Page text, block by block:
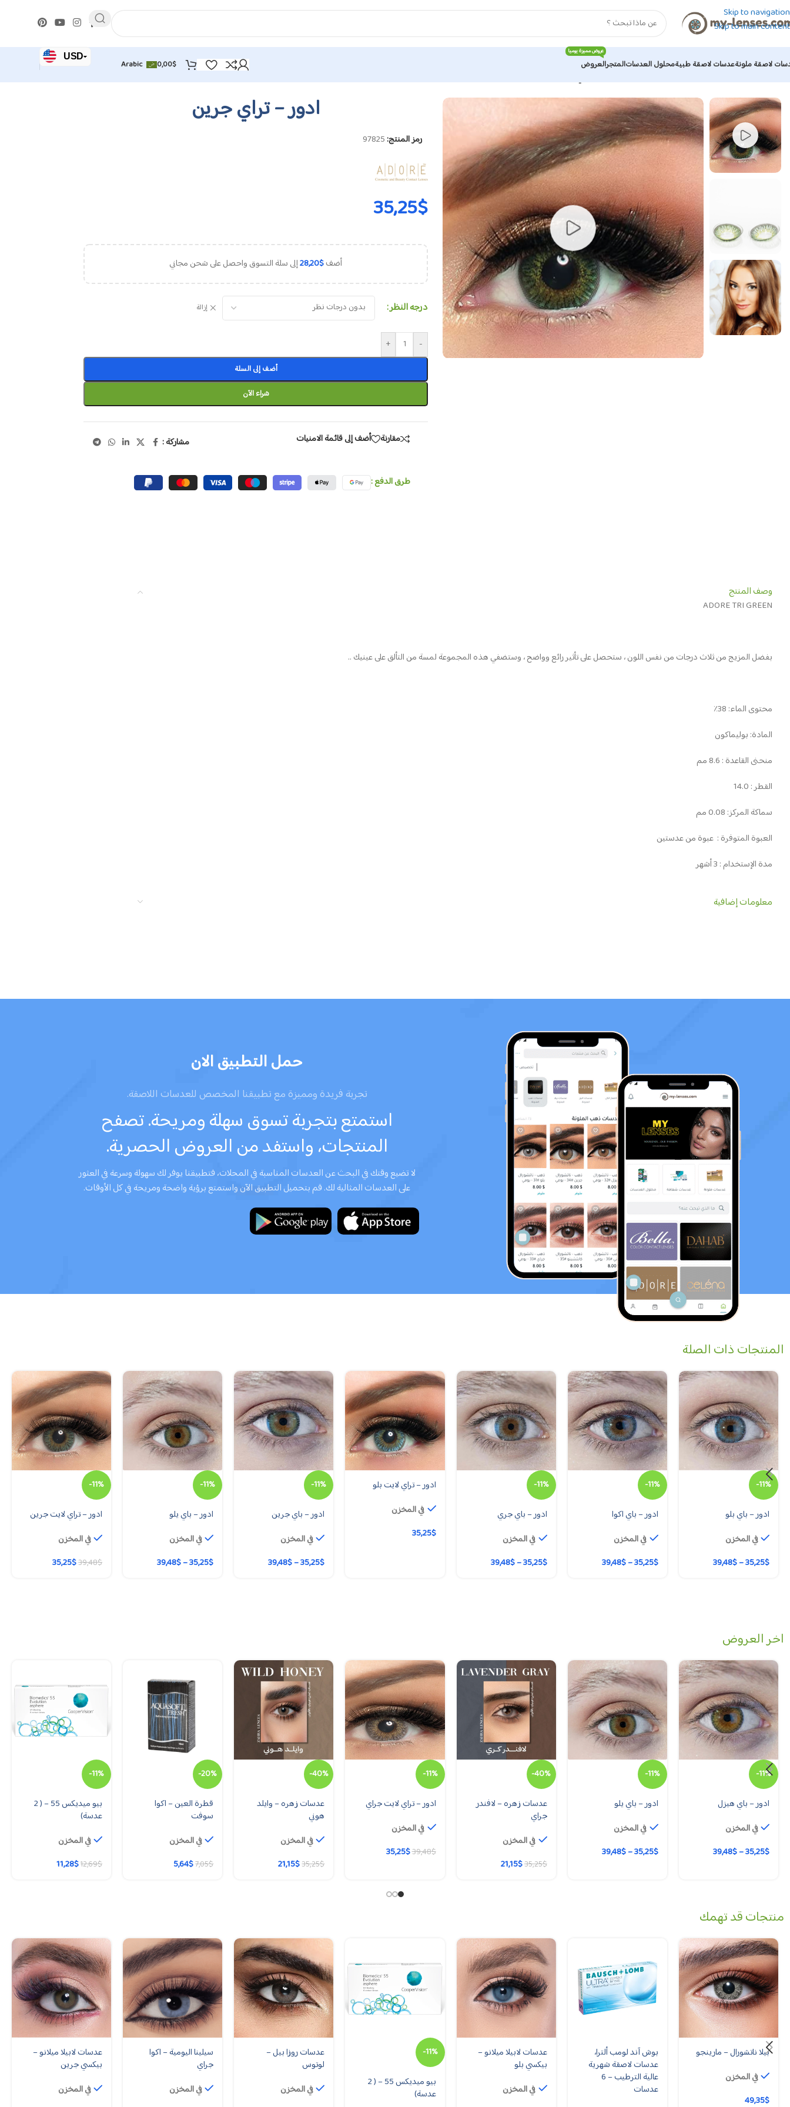
Skip to navigation
Skip to main content
لاصقة ملونةعدسات لاصقة طبيةمحلول العدساتالمتجرالعروض
عروض مميزة يوميا
0,00$
Arabic
USD
ادور – تراي جرين
رمز المنتج:97825
35,25$
أضف 28,20$ إلى سلة التسوق واحصل على شحن مجاني
درجه النظر إزالة
-
+
أضف إلى السلة
شراء الآن
مقارنة أضف إلى قائمة الامنيات مشاركة :
طرق الدفع :
وصف المنتج
ADORE TRI GREEN
بفضل المزيج من ثلاث درجات من نفس اللون ، ستحصل على تأثير رائع وواضح ، وستضفي هذه المجموعة لمسة من التألق على عينيك ..
محتوى الماء: 38٪
المادة: بوليماكون
منحنى القاعدة : 8.6 مم
القطر : 14.0
سماكة المركز: 0.08 مم
العبوة المتوفرة : عبوة من عدستين
مدة الإستخدام : 3 أشهر
معلومات إضافية
حمل التطبيق الان
تجربة فريدة ومميزة مع تطبيقنا المخصص للعدسات اللاصقة.
استمتع بتجربة تسوق سهلة ومريحة. تصفح
المنتجات، واستفد من العروض الحصرية.
لا تضيع وقتك في البحث عن العدسات المناسبة في المحلات، فتطبيقنا يوفر لك سهولة وسرعة في العثور
على العدسات المثالية لك. قم بتحميل التطبيق الآن واستمتع برؤية واضحة ومريحة في كل الأوقات.
المنتجات ذات الصلة
-11%
ادور – باي بلو
في المخزن
35,25$
–
39,48$
-11%
ادور – باي اكوا
في المخزن
35,25$
–
39,48$
-11%
ادور – باي جري
في المخزن
35,25$
–
39,48$
ادور – تراي لايت بلو
في المخزن
35,25$
-11%
ادور – باي جرين
في المخزن
35,25$
–
39,48$
-11%
ادور – باي يلو
في المخزن
35,25$
–
39,48$
-11%
ادور – تراي لايت جرين
في المخزن
39,48$
35,25$
اخر العروض
-11%
ادور – باي هيزل
في المخزن
35,25$
–
39,48$
-11%
ادور – باي يلو
في المخزن
35,25$
–
39,48$
-40%
عدسات زهره – لافندر
جراي
في المخزن
35,25$
21,15$
-11%
ادور – تراي لايت جراي
في المخزن
39,48$
35,25$
-40%
عدسات زهره – وايلد
هوني
في المخزن
35,25$
21,15$
-20%
قطرة العين – اكوا
سوفت
في المخزن
7,05$
5,64$
-11%
بيو ميديكس 55 – ( 2
عدسة)
في المخزن
12,69$
11,28$
منتجات قد تهمك
بيلا ناتشورال – مارينجو
في المخزن
49,35$
بوش آند لومب ألترا،
عدسات لاصقة شهرية
عالية الترطيب – 6
عدسات
عدسات لابيلا ميلانو –
بيكسي بلو
في المخزن
-11%
بيو ميديكس 55 – ( 2
عدسة)
عدسات روزا بيل –
لوتوس
في المخزن
سيلينا اليومية – اكوا
جراي
في المخزن
عدسات لابيلا ميلانو –
بيكسي جرين
في المخزن